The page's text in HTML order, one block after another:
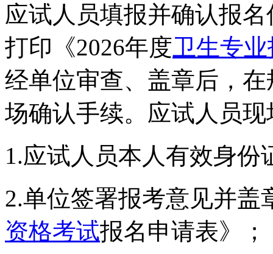
应试人员填报并确认报
打印《2026年度卫生专
经单位审查、盖章后，
场确认手续。应试人员
1.应试人员本人有效身份
2.单位签署报考意见并盖
资格考试报名申请表》；